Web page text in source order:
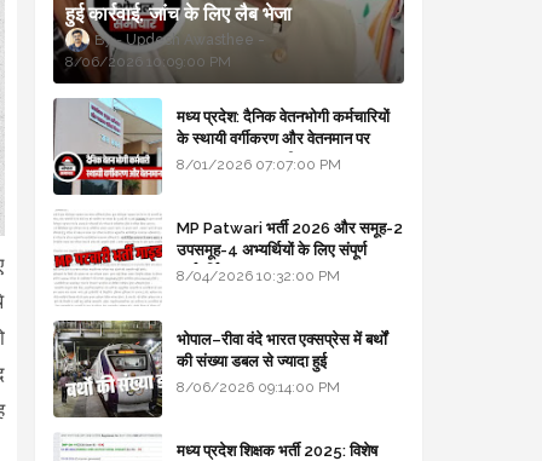
हुई कार्रवाई, जांच के लिए लैब भेजा
Updesh Awasthee
8/06/2026 10:09:00 PM
मध्य प्रदेश: दैनिक वेतनभोगी कर्मचारियों
के स्थायी वर्गीकरण और वेतनमान पर
सरकार का बड़ा स्पष्टीकरण
8/01/2026 07:07:00 PM
MP Patwari भर्ती 2026 और समूह-2
उपसमूह-4 अभ्यर्थियों के लिए संपूर्ण
मार्गदर्शिका
8/04/2026 10:32:00 PM
भोपाल–रीवा वंदे भारत एक्सप्रेस में बर्थों
की संख्या डबल से ज्यादा हुई
8/06/2026 09:14:00 PM
मध्य प्रदेश शिक्षक भर्ती 2025: विशेष